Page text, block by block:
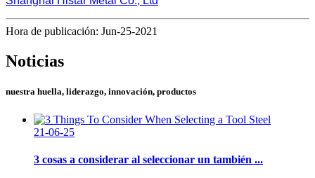
Hora de publicación: Jun-25-2021
Noticias
nuestra huella, liderazgo, innovación, productos
21-06-25
3 cosas a considerar al seleccionar un también ...